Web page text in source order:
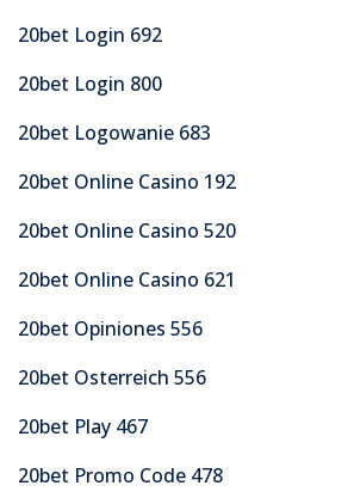
20bet Login 692
20bet Login 800
20bet Logowanie 683
20bet Online Casino 192
20bet Online Casino 520
20bet Online Casino 621
20bet Opiniones 556
20bet Osterreich 556
20bet Play 467
20bet Promo Code 478